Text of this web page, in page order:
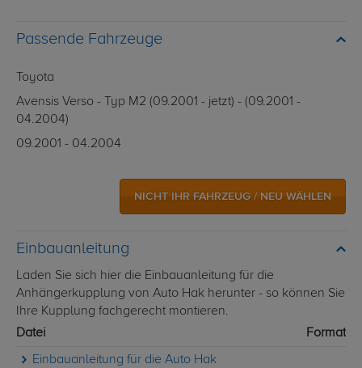
Passende Fahrzeuge
Toyota
Avensis Verso - Typ M2 (09.2001 - jetzt) - (09.2001 -
04.2004)
09.2001 - 04.2004
NICHT IHR FAHRZEUG / NEU WÄHLEN
Einbauanleitung
Laden Sie sich hier die Einbauanleitung für die
Anhängerkupplung von Auto Hak herunter - so können Sie
Ihre Kupplung fachgerecht montieren.
Datei
Format
Einbauanleitung für die Auto Hak